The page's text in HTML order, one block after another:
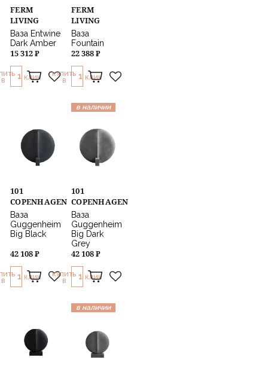
FERM
LIVING
Ваза Entwine
Dark Amber
15 312 ₽
В
1 КЛИК
FERM
LIVING
Ваза
Fountain
22 388 ₽
КУПИТЬ
В
1 КЛИК
101
COPENHAGEN
Ваза
Guggenheim
Big Black
42 108 ₽
В
1 КЛИК
в наличии
101
COPENHAGEN
Ваза
Guggenheim
Big Dark
Grey
42 108 ₽
КУПИТЬ
В
1 КЛИК
в наличии